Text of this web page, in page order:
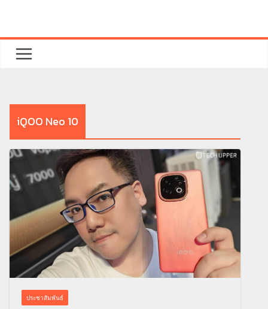
iQOO Neo 10
ประชาสัมพันธ์